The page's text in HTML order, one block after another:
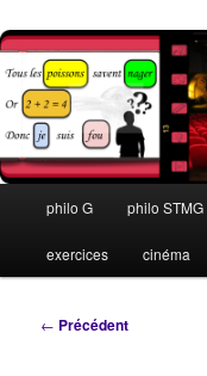
principal
philo G philo STMG
exercices cinéma
Navigation
← Précédent